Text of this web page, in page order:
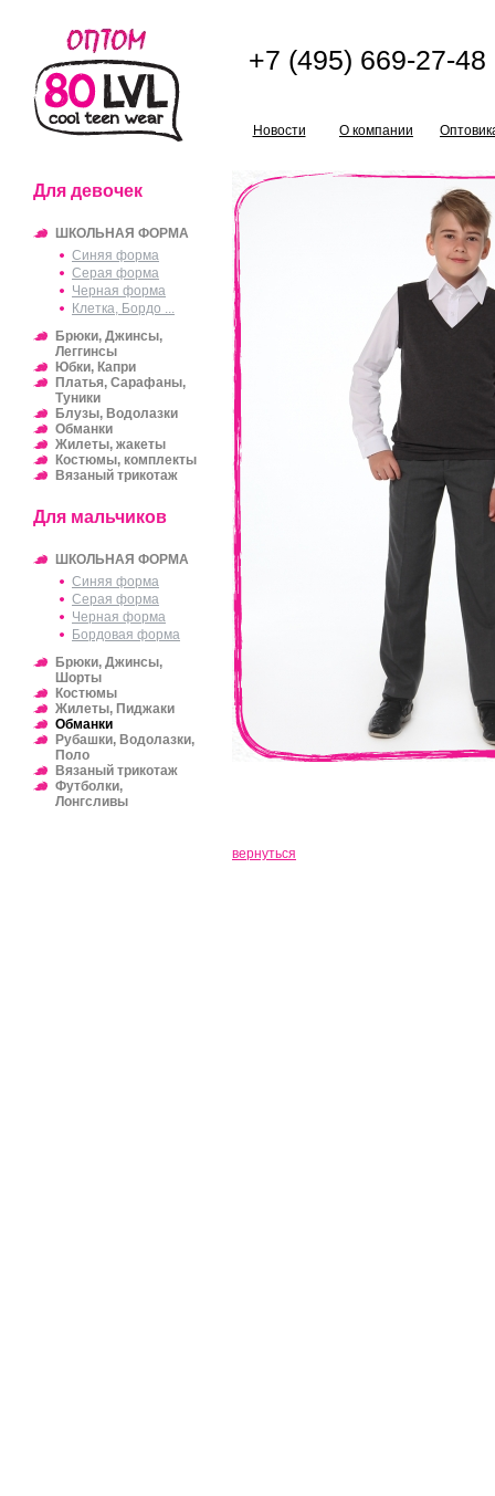
+7 (495) 669-27-48
Новости О компании
Для девочек
ШКОЛЬНАЯ ФОРМА
Синяя форма
Серая форма
Черная форма
Клетка, Бордо ...
Брюки, Джинсы,
Леггинсы
Юбки, Капри
Платья, Сарафаны,
Туники
Блузы, Водолазки
Обманки
Жилеты, жакеты
Костюмы, комплекты
Вязаный трикотаж
Для мальчиков
ШКОЛЬНАЯ ФОРМА
Синяя форма
Серая форма
Черная форма
Бордовая форма
Брюки, Джинсы,
Шорты
Костюмы
Жилеты, Пиджаки
Обманки
Рубашки, Водолазки,
Поло
Вязаный трикотаж
Футболки,
Лонгсливы
вернуться